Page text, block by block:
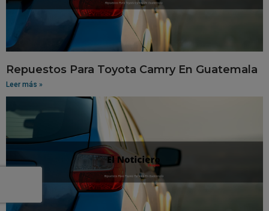
Repuestos Para Toyota Camry En Guatemala
Leer más »